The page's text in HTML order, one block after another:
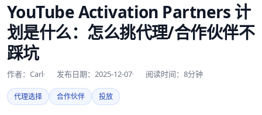
YouTube Activation Partners 计
划是什么：怎么挑代理/合作伙伴不
踩坑
作者：Carl 发布日期：2025-12-07 阅读时间：8分钟
代理选择 合作伙伴 投放